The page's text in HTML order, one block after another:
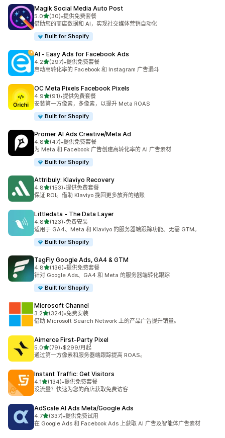
Magik Social Media Auto Post
5.0星（满分 5 星）
(30)
总共 30 条评论
•提供免费套餐
借助您的商店数据和 AI，实现社交媒体营销自动化
Built for Shopify
AI ‑ Easy Ads for Facebook Ads
4.2星（满分 5 星）
(297)
总共 297 条评论
•提供免费套餐
启动高转化率的 Facebook 和 Instagram 广告漏斗
OC Meta Pixels Facebook Pixels
4.9星（满分 5 星）
(91)
总共 91 条评论
•提供免费套餐
安装第一方像素，多像素，以提升 Meta ROAS
Built for Shopify
Promer AI Ads Creative/Meta Ad
4.8星（满分 5 星）
(47)
总共 47 条评论
•提供免费套餐
为 Meta 和 Facebook 广告创建高转化率的 AI 广告素材
Built for Shopify
Attribuly: Klaviyo Recovery
4.8星（满分 5 星）
(153)
总共 153 条评论
•提供免费套餐
保证 ROI。借助 Klaviyo 挽回更多放弃的结账
Littledata ‑ The Data Layer
4.8星（满分 5 星）
(123)
总共 123 条评论
•免费安装
适用于 GA4、Meta 和 Klaviyo 的服务器端跟踪功能。无需 GTM。
Built for Shopify
TagFly Google Ads, GA4 & GTM
4.8星（满分 5 星）
(136)
总共 136 条评论
•提供免费套餐
针对 Google Ads、GA4 和 Meta 的服务器端转化跟踪
Built for Shopify
Microsoft Channel
3.2星（满分 5 星）
(324)
总共 324 条评论
•免费安装
借助 Microsoft Search Network 上的产品广告提升销量。
Aimerce First‑Party Pixel
5.0星（满分 5 星）
(79)
总共 79 条评论
•$299/月起
通过第一方像素和服务器端跟踪提高 ROAS。
Instant Traffic: Get Visitors
4.1星（满分 5 星）
(134)
总共 134 条评论
•提供免费套餐
没流量？快速为您的商店获取免费访客
AdScale AI Ads Meta/Google Ads
4.7星（满分 5 星）
(337)
总共 337 条评论
•提供免费试用
在 Google Ads 和 Facebook Ads 上获取 AI 广告及智能体广告素材